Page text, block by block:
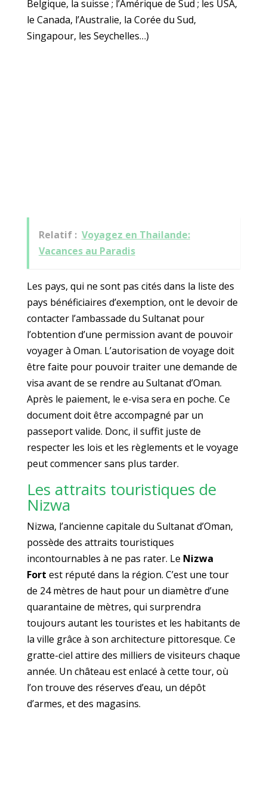
Belgique, la suisse ; l’Amérique de Sud ; les USA,
le Canada, l’Australie, la Corée du Sud,
Singapour, les Seychelles…)
Relatif : Voyagez en Thailande:
Vacances au Paradis
Les pays, qui ne sont pas cités dans la liste des
pays bénéficiaires d’exemption, ont le devoir de
contacter l’ambassade du Sultanat pour
l’obtention d’une permission avant de pouvoir
voyager à Oman. L’autorisation de voyage doit
être faite pour pouvoir traiter une demande de
visa avant de se rendre au Sultanat d’Oman.
Après le paiement, le e-visa sera en poche. Ce
document doit être accompagné par un
passeport valide. Donc, il suffit juste de
respecter les lois et les règlements et le voyage
peut commencer sans plus tarder.
Les attraits touristiques de
Nizwa
Nizwa, l’ancienne capitale du Sultanat d’Oman,
possède des attraits touristiques
incontournables à ne pas rater. Le Nizwa
Fort est réputé dans la région. C’est une tour
de 24 mètres de haut pour un diamètre d’une
quarantaine de mètres, qui surprendra
toujours autant les touristes et les habitants de
la ville grâce à son architecture pittoresque. Ce
gratte-ciel attire des milliers de visiteurs chaque
année. Un château est enlacé à cette tour, où
l’on trouve des réserves d’eau, un dépôt
d’armes, et des magasins.